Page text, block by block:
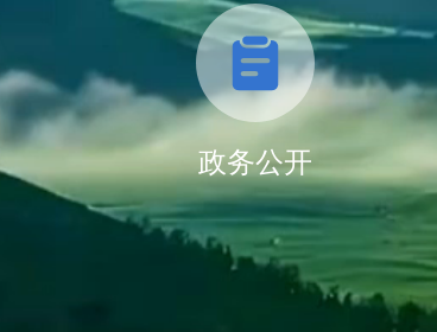
政务公开